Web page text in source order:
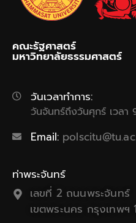
คณะรัฐศาสตร์
มหาวิทยาลัยธรรมศาสตร์
วันเวลาทำการ:
วันจันทร์ถึงวันศุกร์ เวลา
Email:
ท่าพระจันทร์
เลขที่ 2 ถนนพระจันทร์
เขตพระนคร กรุงเทพฯ